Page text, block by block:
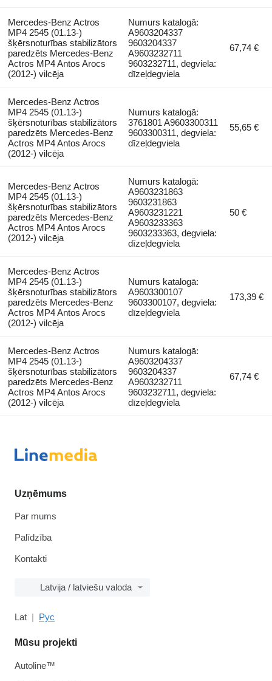
Mercedes-Benz Actros
MP4 2545 (01.13-)
šķērsnoturības stabilizātors
paredzēts Mercedes-Benz
Actros MP4 Antos Arocs
(2012-) vilcēja
Numurs katalogā:
A9603204337
9603204337
A9603232711
9603232711, degviela:
dīzeļdegviela
67,74 €
Mercedes-Benz Actros
MP4 2545 (01.13-)
šķērsnoturības stabilizātors
paredzēts Mercedes-Benz
Actros MP4 Antos Arocs
(2012-) vilcēja
Numurs katalogā:
3761801 A9603300311
9603300311, degviela:
dīzeļdegviela
55,65 €
Mercedes-Benz Actros
MP4 2545 (01.13-)
šķērsnoturības stabilizātors
paredzēts Mercedes-Benz
Actros MP4 Antos Arocs
(2012-) vilcēja
Numurs katalogā:
A9603231863
9603231863
A9603231221
A9603233363
9603233363, degviela:
dīzeļdegviela
50 €
Mercedes-Benz Actros
MP4 2545 (01.13-)
šķērsnoturības stabilizātors
paredzēts Mercedes-Benz
Actros MP4 Antos Arocs
(2012-) vilcēja
Numurs katalogā:
A9603300107
9603300107, degviela:
dīzeļdegviela
173,39 €
Mercedes-Benz Actros
MP4 2545 (01.13-)
šķērsnoturības stabilizātors
paredzēts Mercedes-Benz
Actros MP4 Antos Arocs
(2012-) vilcēja
Numurs katalogā:
A9603204337
9603204337
A9603232711
9603232711, degviela:
dīzeļdegviela
67,74 €
Uzņēmums
Par mums
Palīdzība
Kontakti
Latvija / latviešu valoda
Lat Рус
Mūsu projekti
Autoline™